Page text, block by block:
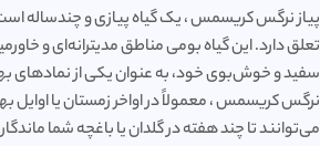
پیاز نرگس کریسمس ، یک گیاه پیازی و چندساله
تعلق دارد. این گیاه بومی مناطق مدیترانه‌ای و
سفید و خوش‌بوی خود، به عنوان یکی از نمادهای
نرگس کریسمس ، معمولاً در اواخر زمستان یا
می‌توانند تا چند هفته در گلدان یا باغچه شما